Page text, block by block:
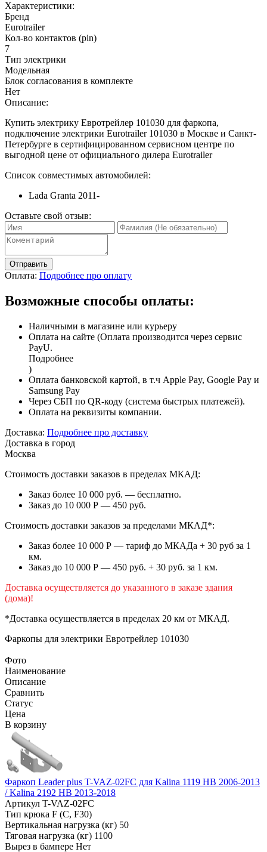
Характеристики:
Бренд
Eurotrailer
Кол-во контактов (pin)
7
Тип электрики
Модельная
Блок согласования в комплекте
Нет
Описание:
Купить электрику Евротрейлер 101030 для фаркопа,
подключение электрики Eurotrailer 101030 в Москве и Санкт-
Петербурге в сертифицированном сервисном центре по
выгодной цене от официального дилера Eurotrailer
Список совместимых автомобилей:
Lada Granta 2011-
Оставьте свой отзыв:
Отправить
Оплата: Подробнее про оплату
Возможные способы оплаты:
Наличными в магазине или курьеру
Оплата на сайте (Оплата производится через сервис
PayU.
Подробнее
)
Оплата банковской картой, в т.ч Apple Pay, Google Pay и
Samsung Pay
Через СБП по QR-коду (система быстрых платежей).
Оплата на реквизиты компании.
Доставка: Подробнее про доставку
Доставка в город
Москва
Стоимость доставки заказов в пределах МКАД:
Заказ более 10 000 руб. — бесплатно.
Заказ до 10 000 Р — 450 руб.
Стоимость доставки заказов за пределами МКАД*:
Заказ более 10 000 Р — тариф до МКАДа + 30 руб за 1
км.
Заказ до 10 000 Р — 450 руб. + 30 руб. за 1 км.
Доставка осуществляется до указанного в заказе здания
(дома)!
*Доставка осуществляется в пределах 20 км от МКАД.
Фаркопы для электрики Евротрейлер 101030
Фото
Наименование
Описание
Сравнить
Статус
Цена
В корзину
Фаркоп Leader plus T-VAZ-02FC для Kalina 1119 HB 2006-2013
/ Kalina 2192 HB 2013-2018
Артикул T-VAZ-02FC
Тип крюка F (C, F30)
Вертикальная нагрузка (кг) 50
Тяговая нагрузка (кг) 1100
Вырез в бампере Нет